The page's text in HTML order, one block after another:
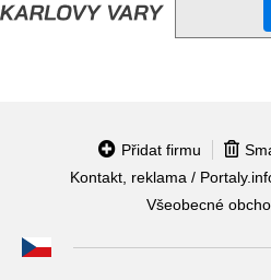
Přidat firmu
Kontakt, reklama /
Všeobecné